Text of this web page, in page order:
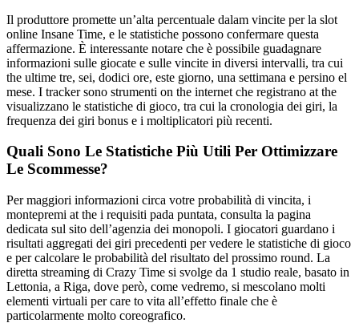
Il produttore promette un’alta percentuale dalam vincite per la slot
online Insane Time, e le statistiche possono confermare questa
affermazione. È interessante notare che è possibile guadagnare
informazioni sulle giocate e sulle vincite in diversi intervalli, tra cui
the ultime tre, sei, dodici ore, este giorno, una settimana e persino el
mese. I tracker sono strumenti on the internet che registrano at the
visualizzano le statistiche di gioco, tra cui la cronologia dei giri, la
frequenza dei giri bonus e i moltiplicatori più recenti.
Quali Sono Le Statistiche Più Utili Per Ottimizzare
Le Scommesse?
Per maggiori informazioni circa votre probabilità di vincita, i
montepremi at the i requisiti pada puntata, consulta la pagina
dedicata sul sito dell’agenzia dei monopoli. I giocatori guardano i
risultati aggregati dei giri precedenti per vedere le statistiche di gioco
e per calcolare le probabilità del risultato del prossimo round. La
diretta streaming di Crazy Time si svolge da 1 studio reale, basato in
Lettonia, a Riga, dove però, come vedremo, si mescolano molti
elementi virtuali per care to vita all’effetto finale che è
particolarmente molto coreografico.